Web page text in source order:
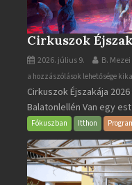
Cirkuszok
2026. július 9. B.
Cirkuszok
Éjszakája
2026
bejegyzéshez
a hozzászólások lehetősége
Cirkuszok Éjszakája
Balatonlellén Van egy
Fókuszban Itthon